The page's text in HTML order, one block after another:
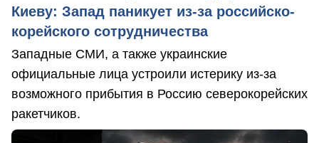
Киеву: Запад паникует из-за российско-
корейского сотрудничества
Западные СМИ, а также украинские
официальные лица устроили истерику из-за
возможного прибытия в Россию северокорейских
ракетчиков.